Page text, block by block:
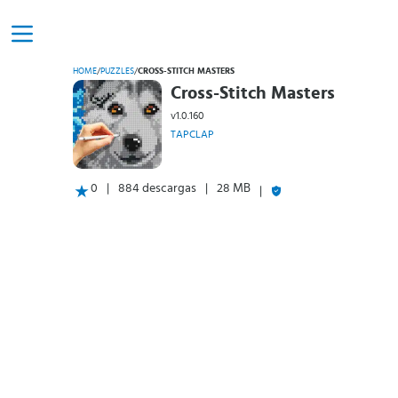
HOME/PUZZLES/CROSS-STITCH MASTERS
Cross-Stitch Masters
v1.0.160
TAPCLAP
0 884 descargas 28 MB